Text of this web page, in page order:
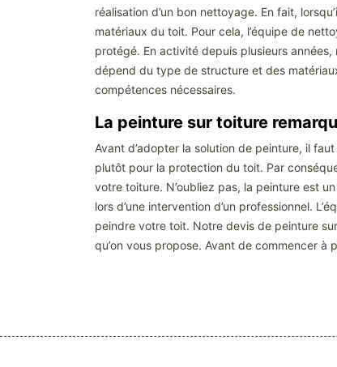
réalisation d’un bon nettoyage. En fait,
matériaux du toit. Pour cela, l’équipe de
protégé. En activité depuis plusieurs
dépend du type de structure et des
compétences nécessaires.
La peinture sur toiture
Avant d’adopter la solution de peinture, il
plutôt pour la protection du toit. Par
votre toiture. N’oubliez pas, la peinture est
lors d’une intervention d’un professionnel.
peindre votre toit. Notre devis de peinture
qu’on vous propose. Avant de commencer